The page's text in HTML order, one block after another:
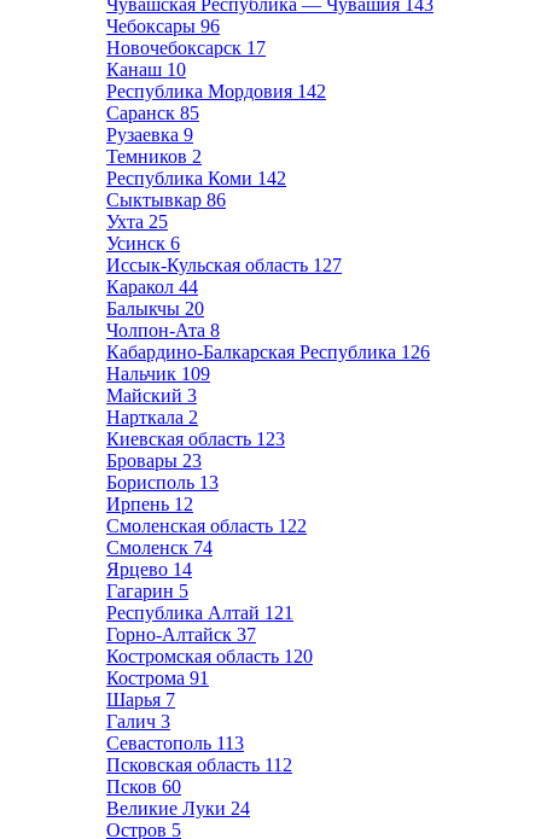
Чувашская Республика — Чувашия 143
Чебоксары 96
Новочебоксарск 17
Канаш 10
Республика Мордовия 142
Саранск 85
Рузаевка 9
Темников 2
Республика Коми 142
Сыктывкар 86
Ухта 25
Усинск 6
Иссык-Кульская область 127
Каракол 44
Балыкчы 20
Чолпон-Ата 8
Кабардино-Балкарская Республика 126
Нальчик 109
Майский 3
Нарткала 2
Киевская область 123
Бровары 23
Борисполь 13
Ирпень 12
Смоленская область 122
Смоленск 74
Ярцево 14
Гагарин 5
Республика Алтай 121
Горно-Алтайск 37
Костромская область 120
Кострома 91
Шарья 7
Галич 3
Севастополь 113
Псковская область 112
Псков 60
Великие Луки 24
Остров 5